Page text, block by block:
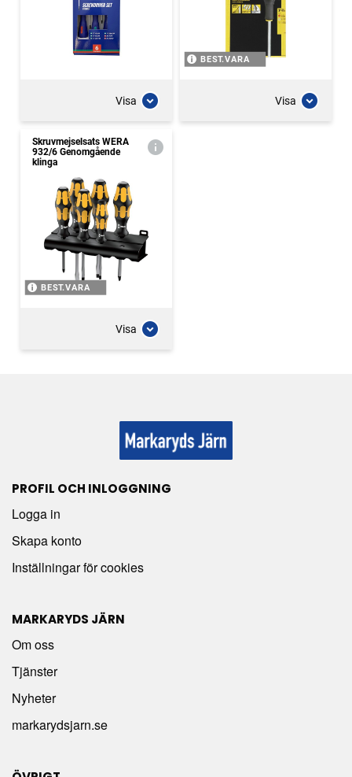
Visa
BEST.VARA
Visa
Skruvmejselsats WERA
932/6 Genomgående
klinga
BEST.VARA
Visa
PROFIL OCH INLOGGNING
Logga in
Skapa konto
Inställningar för cookies
MARKARYDS JÄRN
Om oss
Tjänster
Nyheter
markarydsjarn.se